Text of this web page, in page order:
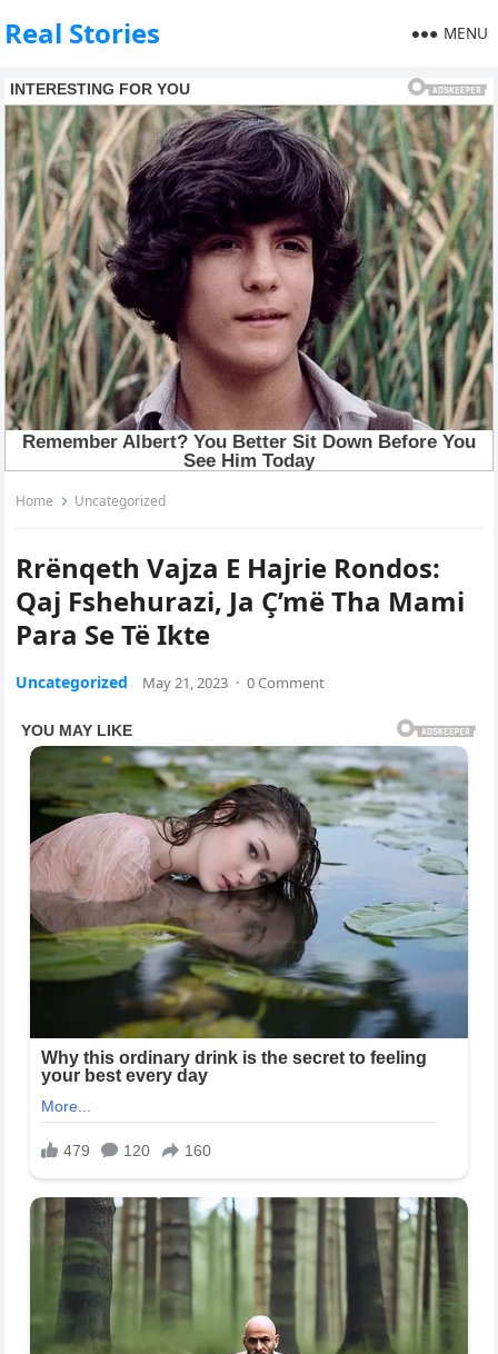
Real Stories MENU
Home Uncategorized
Rrënqeth Vajza E Hajrie Rondos:
Qaj Fshehurazi, Ja Ç’më Tha Mami
Para Se Të Ikte
Uncategorized May 21, 2023 · 0 Comment